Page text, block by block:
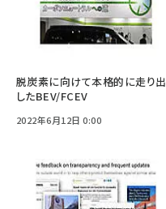
脱炭素に向けて本格的に走り出
したBEV/FCEV
2022年6月12日 0:00